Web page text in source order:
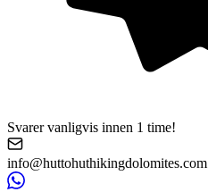
Svarer vanligvis innen 1 time!
info@huttohuthikingdolomites.com